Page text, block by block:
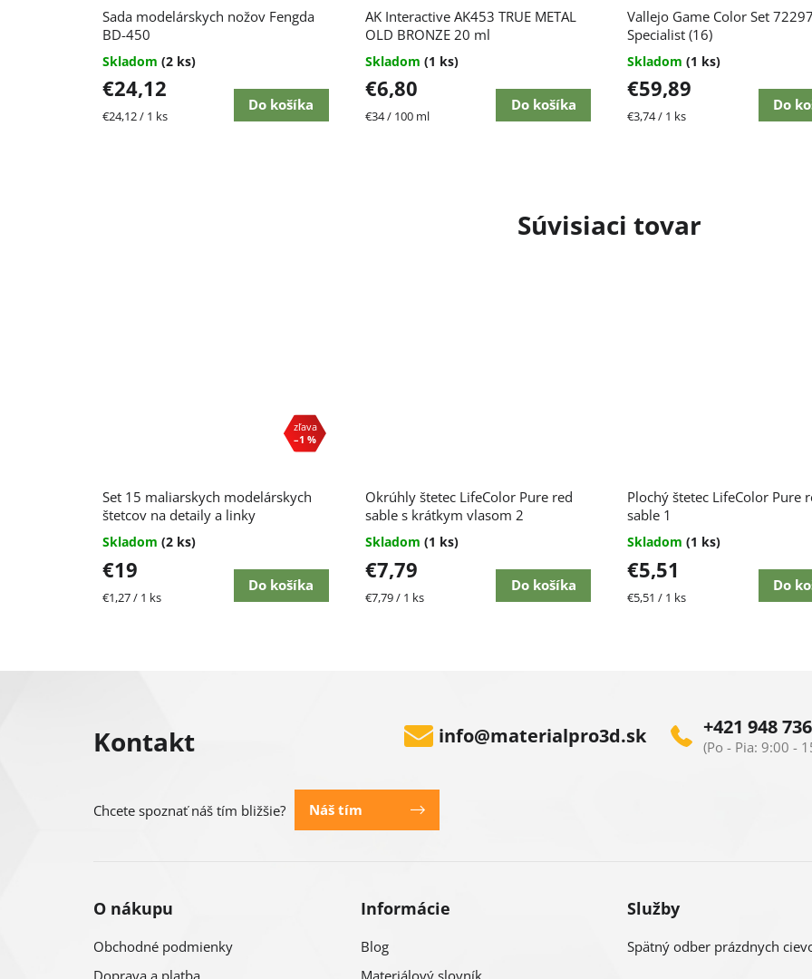
Súvisiaci tovar
–1 %
Set 15 maliarskych modelárskych
štetcov na detaily a linky
Skladom (2 ks)
€19
Jednotková
€1,27 / 1 ks
Do košíka
Okrúhly štetec LifeColor Pure red
sable s krátkym vlasom 2
Skladom (1 ks)
€7,79
Jednotková
€7,79 / 1 ks
Do košíka
Plochý štetec LifeColor Pure
sable 1
Skladom (1 ks)
€5,51
Jednotková
€5,51 / 1 ks
Do
Sada modelárskych nožov Fengda
BD-450
Skladom (2 ks)
€24,12
Jednotková
€24,12 / 1 ks
Do košíka
AK Interactive AK453 TRUE METAL
OLD BRONZE 20 ml
Skladom (1 ks)
€6,80
Jednotková
€34 / 100 ml
Do košíka
Vallejo Game Color Set 72297
Specialist (16)
Skladom (1 ks)
€59,89
Jednotková
€3,74 / 1 ks
Do
Kontakt info@materialpro3d.sk +421 948
Chcete spoznať náš tím bližšie? Náš tím
O nákupu
Obchodné podmienky
Informácie
Blog
Služby
Spätný odber prázdnych